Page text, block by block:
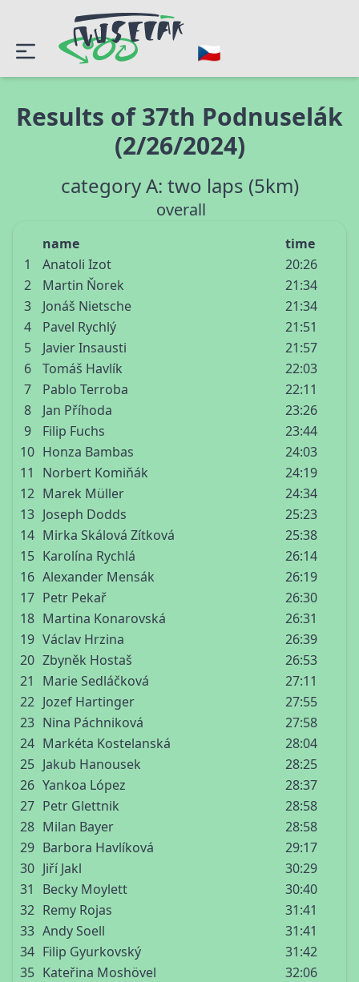
Results of 37th Podnuselák
(2/26/2024)
category A: two laps (5km)
overall
name
time
1
Anatoli Izot
20:26
2
Martin Ňorek
21:34
3
Jonáš Nietsche
21:34
4
Pavel Rychlý
21:51
5
Javier Insausti
21:57
6
Tomáš Havlík
22:03
7
Pablo Terroba
22:11
8
Jan Příhoda
23:26
9
Filip Fuchs
23:44
10 Honza Bambas
24:03
11
Norbert Komiňák
24:19
12 Marek Müller
24:34
13 Joseph Dodds
25:23
14 Mirka Skálová Zítková
25:38
15 Karolína Rychlá
26:14
16 Alexander Mensák
26:19
17 Petr Pekař
26:30
18 Martina Konarovská
26:31
19 Václav Hrzina
26:39
20 Zbyněk Hostaš
26:53
21
Marie Sedláčková
27:11
22 Jozef Hartinger
27:55
23 Nina Páchniková
27:58
24 Markéta Kostelanská
28:04
25 Jakub Hanousek
28:25
26 Yankoa López
28:37
27 Petr Glettnik
28:58
28 Milan Bayer
28:58
29 Barbora Havlíková
29:17
30 Jiří Jakl
30:29
31
Becky Moylett
30:40
32 Remy Rojas
31:41
33 Andy Soell
31:41
34 Filip Gyurkovský
31:42
35 Kateřina Moshövel
32:06